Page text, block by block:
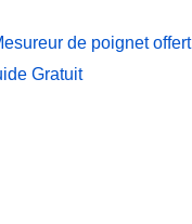
de poignet offert
Gratuit